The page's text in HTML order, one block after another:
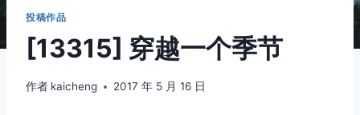
投稿作品
[13315] 穿越一个季节
作者 kaicheng 2017 年 5 月 16 日